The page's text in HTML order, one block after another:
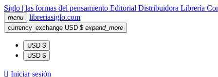
Siglo | las formas del pensamiento Editorial Distribuidora Librería
menu libreriasiglo.com
currency_exchange USD $ expand_more
USD $
USD $
 Iniciar sesión